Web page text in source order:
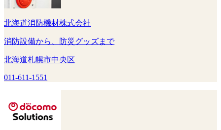
北海道消防機材株式会社
消防設備から、防災グッズまで
北海道札幌市中央区
011-611-1551